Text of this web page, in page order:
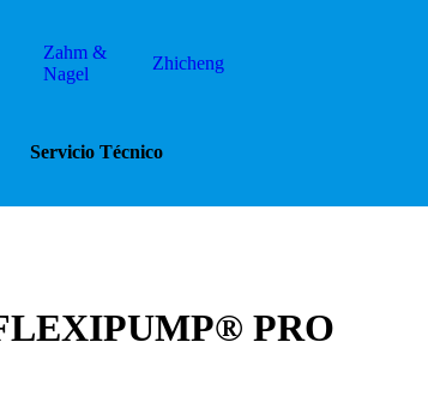
Zahm &
Nagel
Zhicheng
Servicio Técnico
PRO